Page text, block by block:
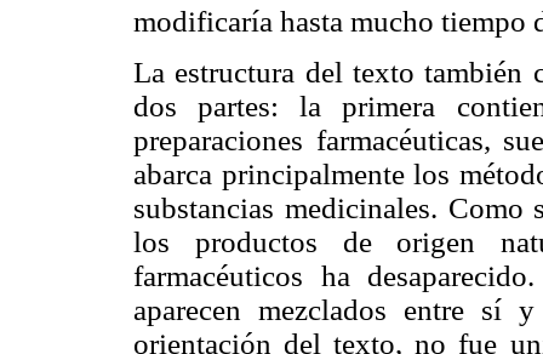
modificaría hasta mucho tiempo
La estructura del texto también
dos partes: la primera
preparaciones farmacéuticas,
abarca principalmente los
substancias medicinales. Como
los productos de origen
farmacéuticos ha
aparecen mezclados entre sí
orientación del texto, no fue